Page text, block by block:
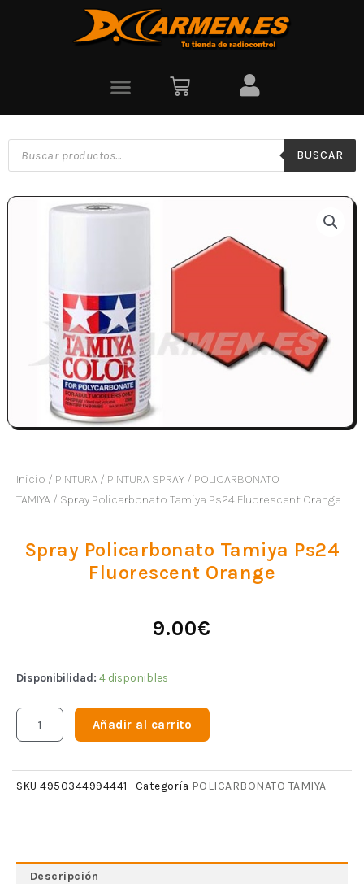
BUSCAR
Inicio / PINTURA / PINTURA SPRAY / POLICARBONATO
TAMIYA / Spray Policarbonato Tamiya Ps24 Fluorescent Orange
Spray Policarbonato Tamiya Ps24
Fluorescent Orange
9.00€
Disponibilidad: 4 disponibles
Añadir al carrito
SKU 4950344994441 Categoría POLICARBONATO TAMIYA
Descripción